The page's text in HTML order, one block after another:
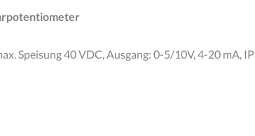
Speisung 40 VDC, Ausgang: 0-5/10V, 4-20 mA,